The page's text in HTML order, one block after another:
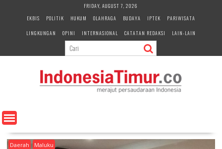
e
n
FRIDAY, AUGUST 7, 2026
EKBIS
POLITIK HUKUM OLAHRAGA BUDAYA IPTEK
PARIWISATA
LINGKUNGAN
OPINI INTERNASIONAL CATATAN REDAKSI LAIN-LAIN
Daerah Maluku